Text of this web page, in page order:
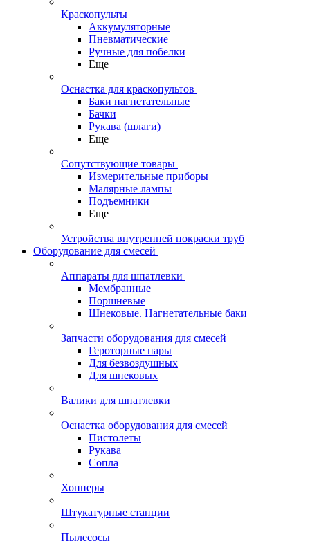
Краскопульты
Аккумуляторные
Пневматические
Ручные для побелки
Еще
Оснастка для краскопультов
Баки нагнетательные
Бачки
Рукава (шлаги)
Еще
Сопутствующие товары
Измерительные приборы
Малярные лампы
Подъемники
Еще
Устройства внутренней покраски труб
Оборудование для смесей
Аппараты для шпатлевки
Мембранные
Поршневые
Шнековые. Нагнетательные баки
Запчасти оборудования для смесей
Героторные пары
Для безвоздушных
Для шнековых
Валики для шпатлевки
Оснастка оборудования для смесей
Пистолеты
Рукава
Сопла
Хопперы
Штукатурные станции
Пылесосы